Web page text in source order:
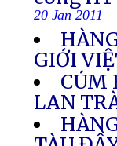
20 Jan 2011
GIỚI
CÚM
LAN